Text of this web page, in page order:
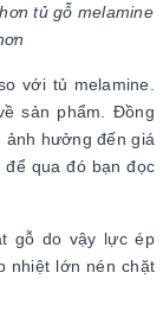
tủ gỗ melamine
với tủ melamine.
sản phẩm. Đồng
ảnh hưởng đến giá
qua đó bạn đọc
gỗ do vậy lực ép
nhiệt lớn nén chặt